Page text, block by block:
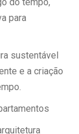
para
sustentável
e a criação